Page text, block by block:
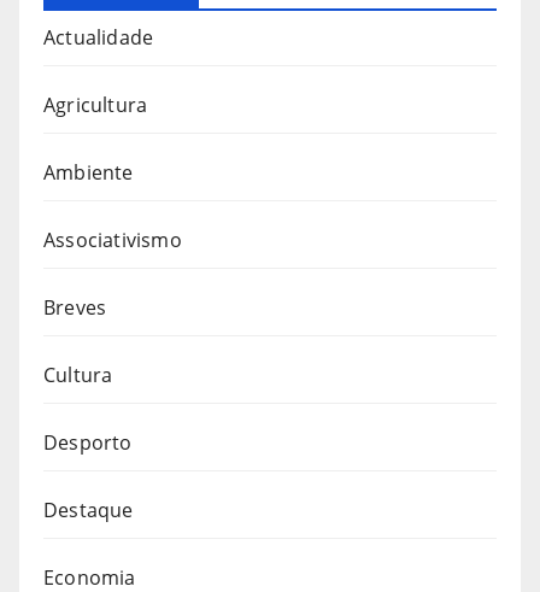
Actualidade
Agricultura
Ambiente
Associativismo
Breves
Cultura
Desporto
Destaque
Economia